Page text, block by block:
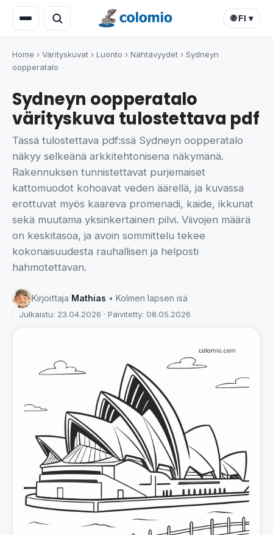
🌐 FI ▾
Home › Värityskuvat › Luonto › Nähtävyydet › Sydneyn
oopperatalo
Sydneyn oopperatalo
värityskuva tulostettava pdf
Tässä tulostettava pdf:ssä Sydneyn oopperatalo
näkyy selkeänä arkkitehtonisena näkymänä.
Rakennuksen tunnistettavat purjemaiset
kattomuodot kohoavat veden äärellä, ja kuvassa
erottuvat myös kaareva promenadi, kaide, ikkunat
sekä muutama yksinkertainen pilvi. Viivojen määrä
on keskitasoa, ja avoin sommittelu tekee
kokonaisuudesta rauhallisen ja helposti
hahmotettavan.
Kirjoittaja Mathias • Kolmen lapsen isä
Julkaistu: 23.04.2026 · Päivitetty: 08.05.2026